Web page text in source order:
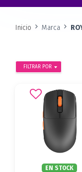
Inicio Marca
FILTRAR POR
EN STOCK